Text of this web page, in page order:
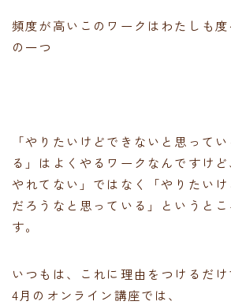
頻度が高いこのワークはわたしも
の一つ
「やりたいけどできないと思って
る」はよくやるワークなんですけ
やれてない」ではなく「やりたい
だろうなと思っている」というと
す。
いつもは、これに理由をつけるだけ
4月のオンライン講座では、